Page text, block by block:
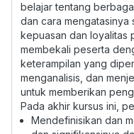
belajar tentang
dan cara
kepuasan dan loyalitas
membekali peserta
keterampilan yang
menganalisis, dan
untuk memberikan
Pada akhir kursus ini,
Mendefinisikan dan